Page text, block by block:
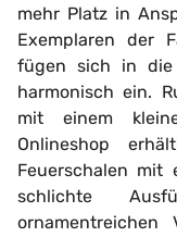
mehr Platz in
Exemplaren der
fügen sich in die
harmonisch ein.
mit einem
Onlineshop
Feuerschalen mit
schlichte
ornamentreichen